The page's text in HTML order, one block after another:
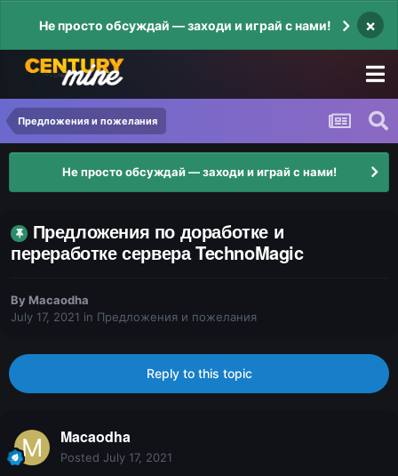
Не просто обсуждай — заходи и играй с нами! ×
Предложения и пожелания
Не просто обсуждай — заходи и играй с нами!
Предложения по доработке и
переработке сервера TechnoMagic
By Macaodha
July 17, 2021 in Предложения и пожелания
Reply to this topic
Macaodha
Posted July 17, 2021